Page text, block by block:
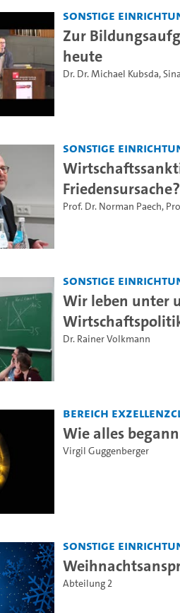
Sonstige
Zur
heute
Dr. Dr. Michael Kubsda,
Sonstige
Friedensursache?
Prof. Dr. Norman Paech,
Sonstige
Wir leben unter
Dr. Rainer Volkmann
Bereich
Wie alles
Virgil Guggenberger
Sonstige
Abteilung 2